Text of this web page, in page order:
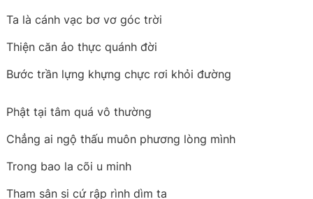
Ta là cánh vạc bơ vơ góc trời
Thiện căn ảo thực quánh đời
Bước trần lựng khựng chực rơi khỏi đường
Phật tại tâm quá vô thường
Chẳng ai ngộ thấu muôn phương lòng mình
Trong bao la cõi u minh
Tham sân si cứ rập rình dìm ta